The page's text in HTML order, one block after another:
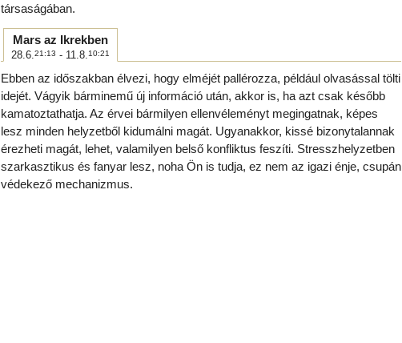
társaságában.
Mars az Ikrekben
28.6. 21:13 - 11.8. 10:21
Ebben az időszakban élvezi, hogy elméjét pallérozza, például olvasással tölti
idejét. Vágyik bárminemű új információ után, akkor is, ha azt csak később
kamatoztathatja. Az érvei bármilyen ellenvéleményt megingatnak, képes
lesz minden helyzetből kidumálni magát. Ugyanakkor, kissé bizonytalannak
érezheti magát, lehet, valamilyen belső konfliktus feszíti. Stresszhelyzetben
szarkasztikus és fanyar lesz, noha Ön is tudja, ez nem az igazi énje, csupán
védekező mechanizmus.